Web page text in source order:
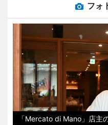
フォ
「Mercato di Mano」店主